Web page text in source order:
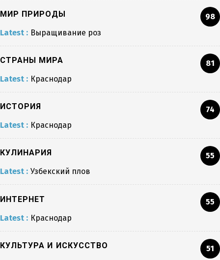
МИР ПРИРОДЫ
98
Latest : Выращивание роз
СТРАНЫ МИРА
81
Latest : Краснодар
ИСТОРИЯ
74
Latest : Краснодар
КУЛИНАРИЯ
55
Latest : Узбекский плов
ИНТЕРНЕТ
55
Latest : Краснодар
КУЛЬТУРА И ИСКУССТВО
51